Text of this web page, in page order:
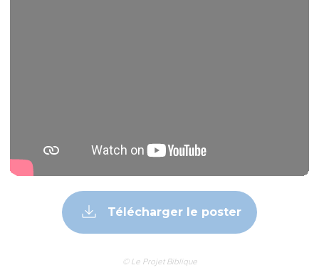
Télécharger le poster
© Le Projet Biblique